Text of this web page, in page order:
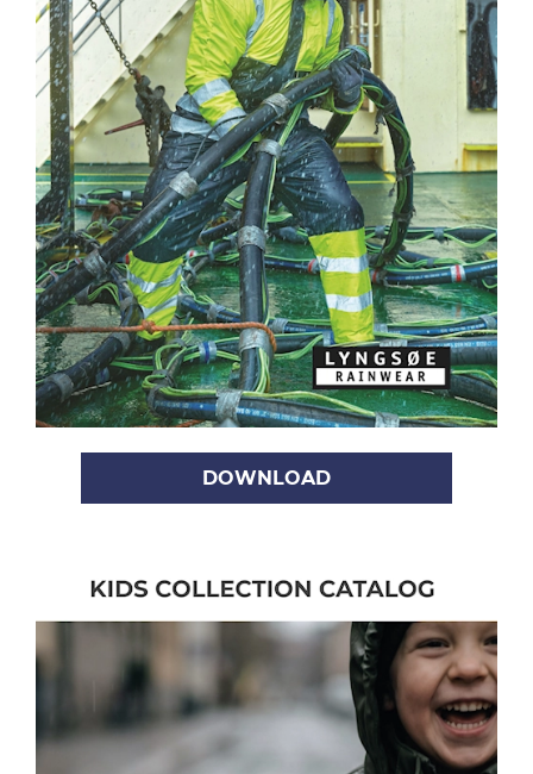
DOWNLOAD